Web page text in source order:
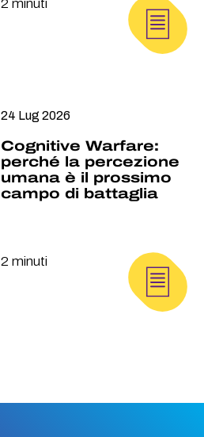
2 minuti
24 Lug 2026
Cognitive Warfare:
perché la percezione
umana è il prossimo
campo di battaglia
2 minuti